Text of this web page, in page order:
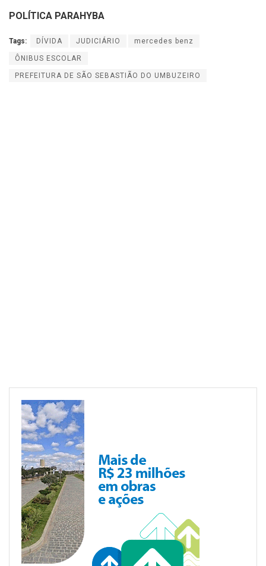
POLÍTICA PARAHYBA
Tags: DÍVIDA JUDICIÁRIO mercedes benz
ÔNIBUS ESCOLAR
PREFEITURA DE SÃO SEBASTIÃO DO UMBUZEIRO